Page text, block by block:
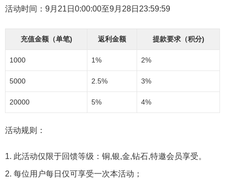
活动时间： 9月21日0:00:00至9月28日23:59:59
充值金额（单笔) 返利金额 提款要求（积分)
1000 1% 2%
5000 2.5% 3%
20000 5% 4%
活动规则：
此活动仅限于回馈等级：铜,银,金,钻石,特邀会员享受。
每位用户每日仅可享受一次本活动；